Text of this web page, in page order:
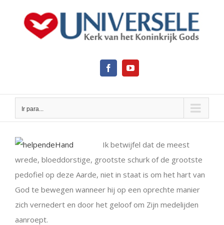
FacebookYouTube
Ir para...
Larger
Image
Ik betwijfel dat de meest
wrede, bloeddorstige, grootste schurk of de grootste
pedofiel op deze Aarde, niet in staat is om het hart van
God te bewegen wanneer hij op een oprechte manier
zich vernedert en door het geloof om Zijn medelijden
aanroept.